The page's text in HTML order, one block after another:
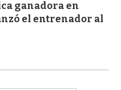
ganadora en
el entrenador al